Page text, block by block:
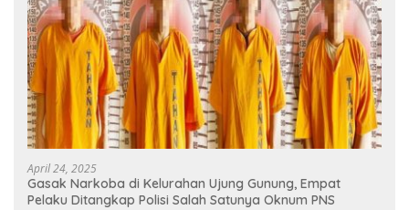
April 24, 2025
Gasak Narkoba di Kelurahan Ujung Gunung, Empat
Pelaku Ditangkap Polisi Salah Satunya Oknum PNS